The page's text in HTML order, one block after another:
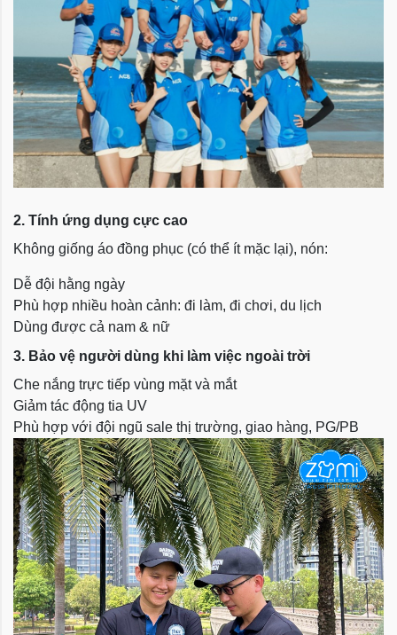
2. Tính ứng dụng cực cao
Không giống áo đồng phục (có thể ít mặc lại), nón:
Dễ đội hằng ngày
Phù hợp nhiều hoàn cảnh: đi làm, đi chơi, du lịch
Dùng được cả nam & nữ
3. Bảo vệ người dùng khi làm việc ngoài trời
Che nắng trực tiếp vùng mặt và mắt
Giảm tác động tia UV
Phù hợp với đội ngũ sale thị trường, giao hàng, PG/PB